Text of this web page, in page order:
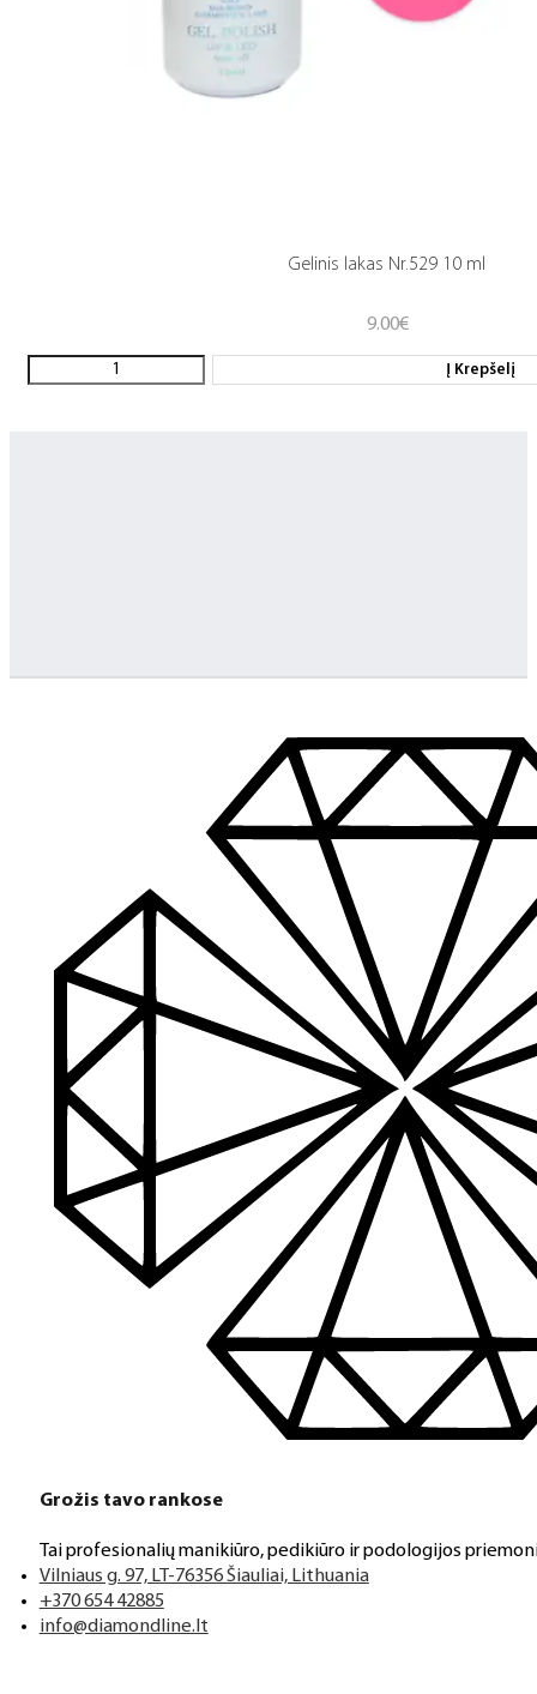
Gelinis lakas Nr.529 10 ml
9.00€
Į Krepšelį
Grožis tavo rankose
Tai profesionalių manikiūro, pedikiūro ir podologijos
Vilniaus g. 97, LT-76356 Šiauliai, Lithuania
+370 654 42885
info@diamondline.lt